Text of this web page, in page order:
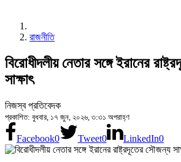
রাজনীতি
বিরোধীদলীয় নেতার সঙ্গে ইরানের
সাক্ষাৎ
নিজস্ব প্রতিবেদক
প্রকাশিত: বুধবার, ১৭ জুন, ২০২৬, ৩:৩১ অপরাহ্ণ
Facebook0 Tweet0 LinkedIn0